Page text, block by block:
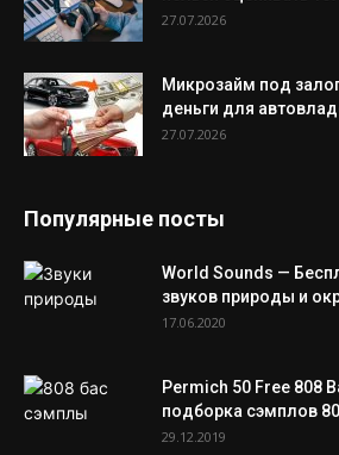
27.07.2026
Микрозайм под
деньги для
27.07.2026
Популярные посты
World Sounds —
звуков природы и
17.06.2020
Permich 50 Free 808
подборка сэмплов
29.12.2019